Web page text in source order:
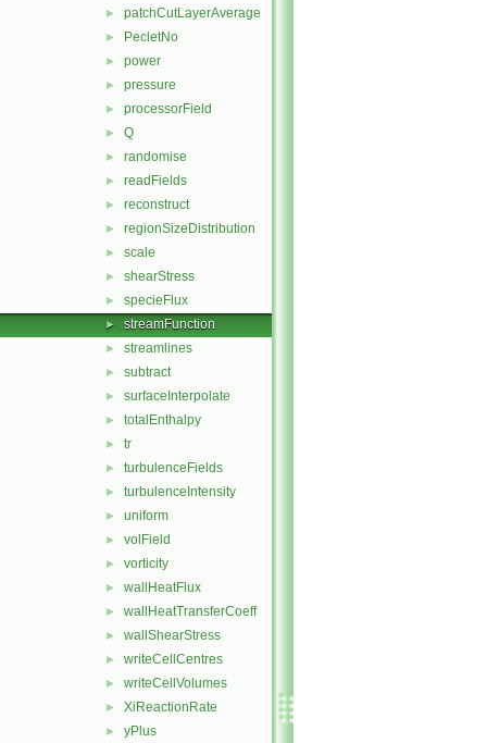
► patchCutLayerAverage
► PecletNo
► power
► pressure
► processorField
► Q
► randomise
► readFields
► reconstruct
► regionSizeDistribution
► scale
► shearStress
► specieFlux
► streamFunction
► streamlines
► subtract
► surfaceInterpolate
► totalEnthalpy
► tr
► turbulenceFields
► turbulenceIntensity
► uniform
► volField
► vorticity
► wallHeatFlux
► wallHeatTransferCoeff
► wallShearStress
► writeCellCentres
► writeCellVolumes
► XiReactionRate
► yPlus